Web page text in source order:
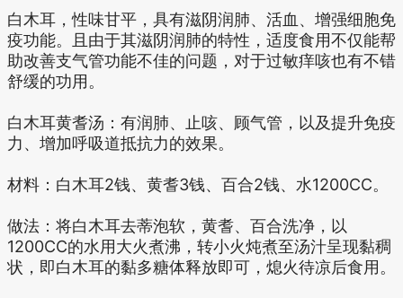
白木耳，性味甘平，具有滋阴润肺、活血、增强细胞免
疫功能。且由于其滋阴润肺的特性，适度食用不仅能帮
助改善支气管功能不佳的问题，对于过敏痒咳也有不错
舒缓的功用。
白木耳黄耆汤：有润肺、止咳、顾气管，以及提升免疫
力、增加呼吸道抵抗力的效果。
材料：白木耳2钱、黄耆3钱、百合2钱、水1200CC。
做法：将白木耳去蒂泡软，黄耆、百合洗净，以
1200CC的水用大火煮沸，转小火炖煮至汤汁呈现黏稠
状，即白木耳的黏多糖体释放即可，熄火待凉后食用。